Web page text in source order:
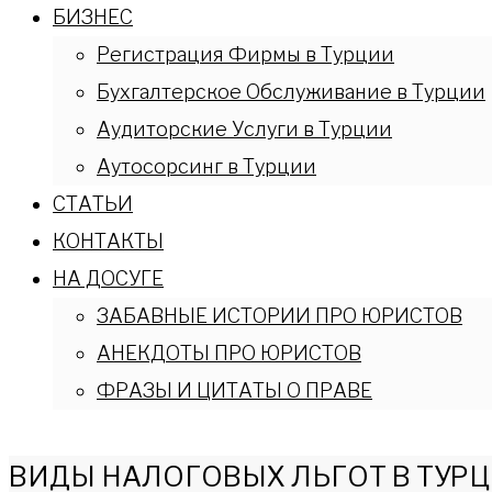
БИЗНЕС
Регистрация Фирмы в Турции
Бухгалтерское Обслуживание в Турции
Аудиторские Услуги в Турции
Аутосорсинг в Турции
СТАТЬИ
КОНТАКТЫ
НА ДОСУГЕ
ЗАБАВНЫЕ ИСТОРИИ ПРО ЮРИСТОВ
АНЕКДОТЫ ПРО ЮРИСТОВ
ФРАЗЫ И ЦИТАТЫ О ПРАВЕ
ВИДЫ НАЛОГОВЫХ ЛЬГОТ В